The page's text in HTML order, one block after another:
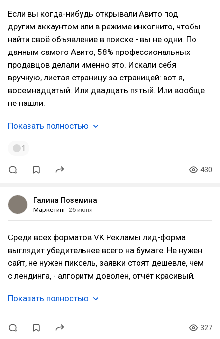
Если вы когда-нибудь открывали Авито под
другим аккаунтом или в режиме инкогнито, чтобы
найти своё объявление в поиске - вы не одни. По
данным самого Авито, 58% профессиональных
продавцов делали именно это. Искали себя
вручную, листая страницу за страницей: вот я,
восемнадцатый. Или двадцать пятый. Или вообще
не нашли.
Показать полностью
1
430
Галина Поземина
Маркетинг 26 июня
Среди всех форматов VK Рекламы лид-форма
выглядит убедительнее всего на бумаге. Не нужен
сайт, не нужен пиксель, заявки стоят дешевле, чем
с лендинга, - алгоритм доволен, отчёт красивый.
Показать полностью
327